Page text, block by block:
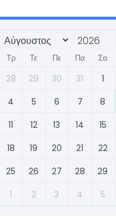
Τρ Τε Πε Πα Σα
28 29 30 31 1
4 5 6 7 8
11 12 13 14 15
18 19 20 21 22
25 26 27 28 29
1 2 3 4 5